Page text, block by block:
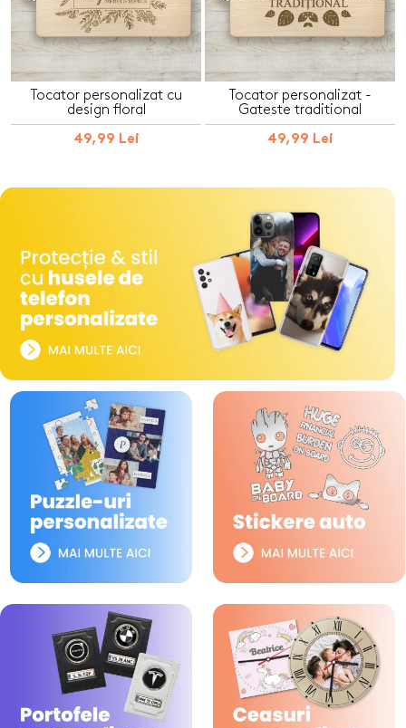
Tocator personalizat cu
design floral
49,99 Lei
Tocator personalizat -
Gateste traditional
49,99 Lei